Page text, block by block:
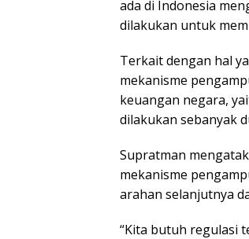
ada di Indonesia
dilakukan untuk
Terkait dengan hal
mekanisme
keuangan negara,
dilakukan sebanyak
Supratman
mekanisme
arahan selanjutnya
“Kita butuh regulasi